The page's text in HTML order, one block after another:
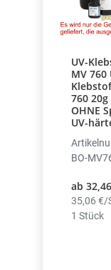
UV-
MV 760
760 20g
OHNE
UV-
BO-
ab
35,06 €/
1 Stück